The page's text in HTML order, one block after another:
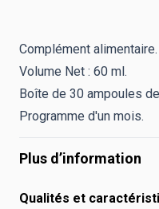
Complément alimentaire.
Volume Net : 60 ml.
Boîte de 30 ampoules
Programme d'un mois.
Plus d’information
Qualités et